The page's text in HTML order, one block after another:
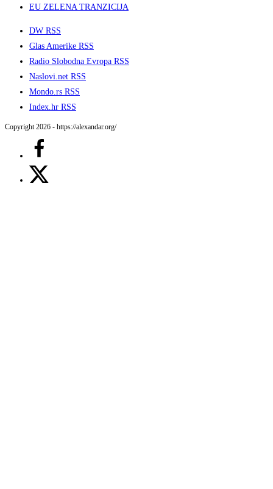
EU ZELENA TRANZICIJA
DW RSS
Glas Amerike RSS
Radio Slobodna Evropa RSS
Naslovi.net RSS
Mondo.rs RSS
Index.hr RSS
Copyright 2026 - https://alexandar.org/